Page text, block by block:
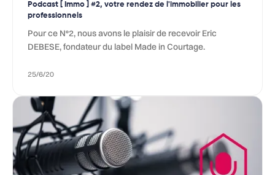
Podcast [ Immo ] #2, votre rendez de l'immobilier pour les
professionnels
Pour ce N°2️, nous avons le plaisir de recevoir Eric
DEBESE, fondateur du label Made in Courtage.
25/6/20